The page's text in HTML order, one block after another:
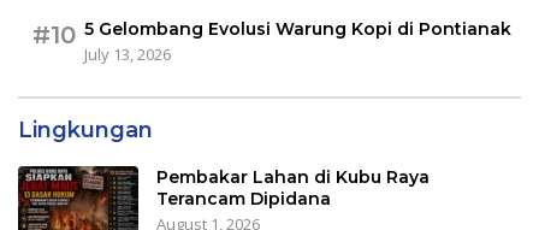
#10 5 Gelombang Evolusi Warung Kopi di Pontianak
July 13, 2026
Lingkungan
Pembakar Lahan di Kubu Raya
Terancam Dipidana
August 1, 2026